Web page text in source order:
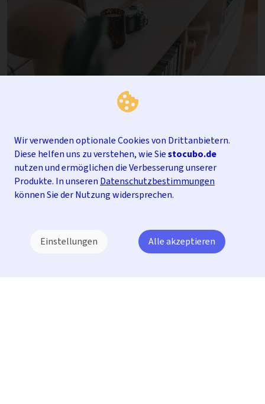
Wir verwenden optionale Cookies von Drittanbietern.
Diese helfen uns zu verstehen, wie Siestocubo.de
nutzen und ermöglichen die Verbesserung unserer
Produkte. In unseren Datenschutzbestimmungen
können Sie der Nutzung widersprechen.
Einstellungen Alle akzeptieren